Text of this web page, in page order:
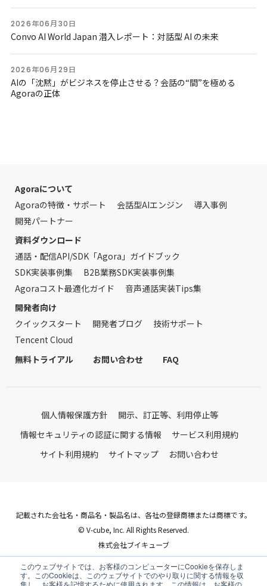
このウェブサイトでは、お客様のコンピューターにCookieを保存しま
す。このCookieは、このウェブサイトでのやり取りに関する情報を収
集し、お客様を記憶するために使用されます。この情報は、お客様の
2026年06月30日
Convo AI World Japan 潜入レポート：対話型 AI の未来
2026年06月29日
AIの「沈黙」がビジネスを停止させる？会話の“間”を極める
Agoraの正体
Agoraについて
Agoraの特徴・サポート
会話型AIエンジン
導入事例
開発パートナー
資料ダウンロード
通話・配信API/SDK「Agora」ガイドブック
SDK実装事例集
B2B業務SDK実装事例集
Agoraコスト最適化ガイド
音声通話実装Tips集
開発者向け
クイックスタート
開発者ブログ
技術サポート
Tencent Cloud
無料トライアル
お問い合わせ FAQ
個人情報保護方針
開示、訂正等、利用停止等
情報セキュリティの認証に関する情報
サービス利用規約
サイト利用規約
サイトマップ お問い合わせ
記載された会社名・商品名・製品名は、各社の登録商標または商標です。
© V-cube, Inc. All Rights Reserved.
株式会社ブイキューブ
Follow Us